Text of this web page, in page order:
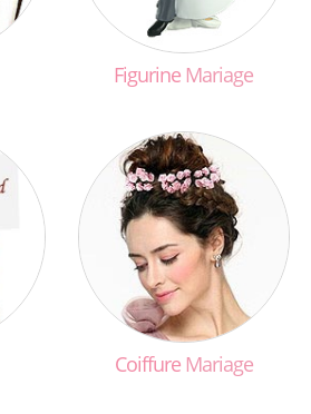
Figurine Mariage
Coiffure Mariage